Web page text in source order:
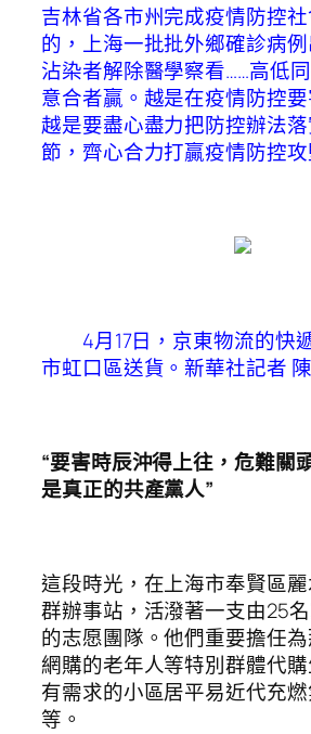
吉林省各市州完成疫情防控
的，上海一批批外鄉確診病
沾染者解除醫學察看……高低
意合者贏。越是在疫情防控要
越是要盡心盡力把防控辦法
節，齊心合力打贏疫情防控攻
4月17日，京東物流的快
市虹口區送貨。新華社記者
“要害時辰沖得上往，危難關
是真正的共產黨人”
這段時光，在上海市奉賢區
群辦事站，活潑著一支由25
的志愿團隊。他們重要擔任
網購的老年人等特別群體代
有需求的小區居平易近代充
等。